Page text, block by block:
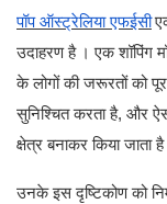
पॉप ऑस्ट्रेलिया एफईसी
उदाहरण है । एक शॉपिंग
के लोगों की जरूरतों को
सुनिश्चित करता है, और
क्षेत्र बनाकर किया जाता
उनके इस दृष्टिकोण को